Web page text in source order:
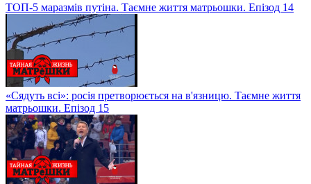
ТОП-5 маразмів путіна. Таємне життя матрьошки. Епізод 14
«Сядуть всі»: росія претворюється на в'язницю. Таємне життя
матрьошки. Епізод 15